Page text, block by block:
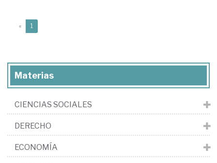
« 1
Materias
CIENCIAS SOCIALES
DERECHO
ECONOMÍA